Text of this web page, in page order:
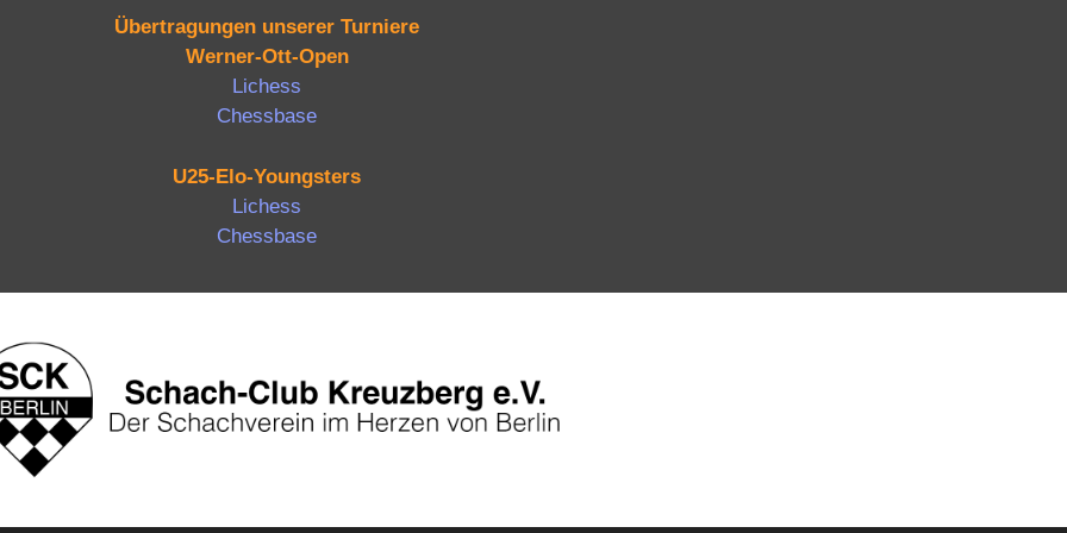
Übertragungen unserer Turniere
Werner-Ott-Open
Lichess
Chessbase
U25-Elo-Youngsters
Lichess
Chessbase